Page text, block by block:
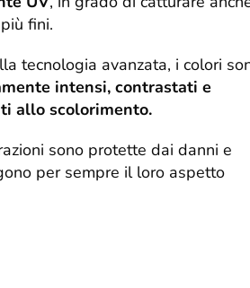
fini.
tecnologia avanzata, i colori
intensi, contrastati e
allo scolorimento.
sono protette dai danni e
per sempre il loro aspetto